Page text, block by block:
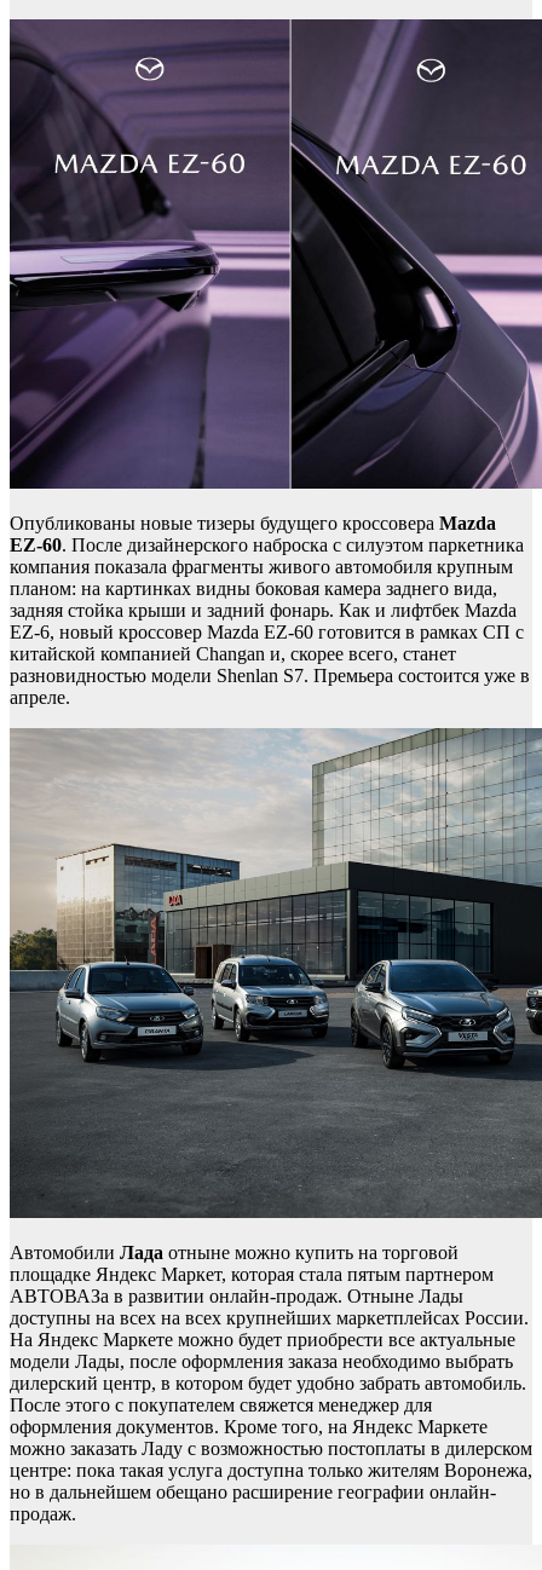
Опубликованы новые тизеры будущего кроссовера Mazda
EZ-60. После дизайнерского наброска с силуэтом паркетника
компания показала фрагменты живого автомобиля крупным
планом: на картинках видны боковая камера заднего вида,
задняя стойка крыши и задний фонарь. Как и лифтбек Mazda
EZ-6, новый кроссовер Mazda EZ-60 готовится в рамках СП с
китайской компанией Changan и, скорее всего, станет
разновидностью модели Shenlan S7. Премьера состоится уже в
апреле.
Автомобили Лада отныне можно купить на торговой
площадке Яндекс Маркет, которая стала пятым партнером
АВТОВАЗа в развитии онлайн-продаж. Отныне Лады
доступны на всех на всех крупнейших маркетплейсах России.
На Яндекс Маркете можно будет приобрести все актуальные
модели Лады, после оформления заказа необходимо выбрать
дилерский центр, в котором будет удобно забрать автомобиль.
После этого с покупателем свяжется менеджер для
оформления документов. Кроме того, на Яндекс Маркете
можно заказать Ладу с возможностью постоплаты в дилерском
центре: пока такая услуга доступна только жителям Воронежа,
но в дальнейшем обещано расширение географии онлайн-
продаж.